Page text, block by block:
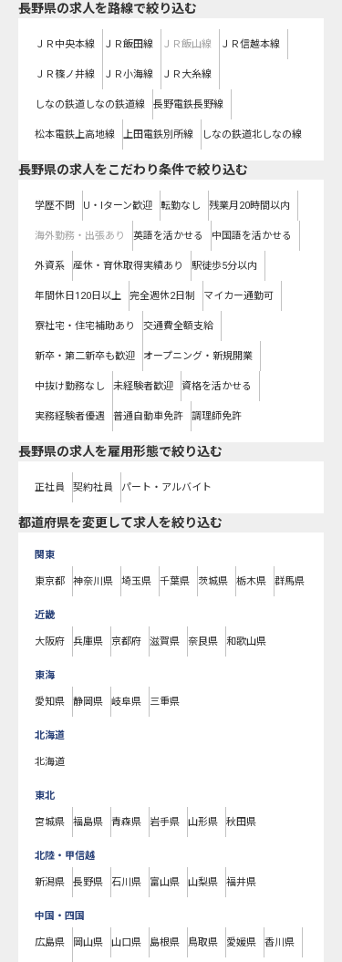
長野県の求人を路線で絞り込む
ＪＲ中央本線 ＪＲ飯田線 ＪＲ飯山線 ＪＲ信越本線
ＪＲ篠ノ井線 ＪＲ小海線 ＪＲ大糸線
しなの鉄道しなの鉄道線 長野電鉄長野線
松本電鉄上高地線 上田電鉄別所線 しなの鉄道北しなの線
長野県の求人をこだわり条件で絞り込む
学歴不問 U・Iターン歓迎 転勤なし 残業月20時間以内
海外勤務・出張あり 英語を活かせる 中国語を活かせる
外資系 産休・育休取得実績あり 駅徒歩5分以内
年間休日120日以上 完全週休2日制 マイカー通勤可
寮社宅・住宅補助あり 交通費全額支給
新卒・第二新卒も歓迎 オープニング・新規開業
中抜け勤務なし 未経験者歓迎 資格を活かせる
実務経験者優遇 普通自動車免許 調理師免許
長野県の求人を雇用形態で絞り込む
正社員 契約社員 パート・アルバイト
都道府県を変更して求人を絞り込む
関東
東京都 神奈川県 埼玉県 千葉県 茨城県 栃木県 群馬県
近畿
大阪府 兵庫県 京都府 滋賀県 奈良県 和歌山県
東海
愛知県 静岡県 岐阜県 三重県
北海道
北海道
東北
宮城県 福島県 青森県 岩手県 山形県 秋田県
北陸・甲信越
新潟県 長野県 石川県 富山県 山梨県 福井県
中国・四国
広島県 岡山県 山口県 島根県 鳥取県 愛媛県 香川県